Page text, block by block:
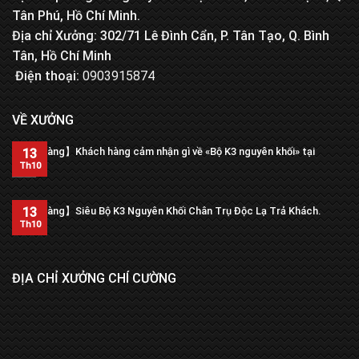
Tân Phú, Hồ Chí Minh.
Địa chỉ Xưởng: 302/71 Lê Đình Cẩn, P. Tân Tạo, Q. Bình
Tân, Hồ Chí Minh
Điện thoại:0903915874
VỀ XƯỞNG
【Trả hàng】Khách hàng cảm nhận gì về «Bộ K3 nguyên khối» tại
xưởng?
13
Th10
【Trả hàng】Siêu Bộ K3 Nguyên Khối Chân Trụ Độc Lạ Trả Khách.
13
Th10
ĐỊA CHỈ XƯỞNG CHÍ CƯỜNG